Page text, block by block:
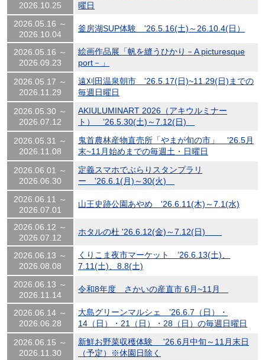
2026.10.25
曜日
2026.05.16 ～
2026.10.04
釜房湖SUP体験 '26.5.16(土)～26.10.4(日）
2026.05.16 ～
2026.09.23
絵画作品展「帆を縫うひかり－A picturesque
port－」
2026.05.17 ～
2026.11.29
遠刈田温泉朝市 '26.5.17(日)~11.29(日)までの
毎週日曜日
2026.05.30 ～
2026.07.12
AKIULUMINART 2026（アキウルミナー
ト） ’26.5.30(土)～7.12(日)
2026.05.31 ～
2026.11.08
鬼首農林産物直売所「やまが旬の市」 '26.5月
末~11月始めまでの毎週土・日曜日
2026.06.01 ～
2026.06.30
定義スマホでぶらりスタンプラリ
ー '26.6.1(月)～30(火)
2026.06.11 ～
2026.07.01
山王史跡公園あやめ '26.6.11(木)～7.1(水)
2026.06.12 ～
2026.07.12
ホタルの杜 '26.6.12(金)～7.12(日)
2026.06.13 ～
2026.08.08
くりこま夜市マーケット ’26.6.13(土)、
7.11(土)、8.8(土)
2026.06.13 ～
2026.11.14
令和8年度 さかいの産直市 6月~11月
2026.06.14 ～
2026.06.28
大島グリーンマルシェ ’26.6.7（日）・
14（日）・21（日）・28（日）の毎週日曜日
2026.06.15 ～
2026.11.30
新鮮お野菜収穫体験 '26.6月中旬～11月末日
（予定）※休園日除く